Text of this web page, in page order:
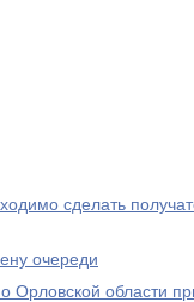
сделать
очереди
области